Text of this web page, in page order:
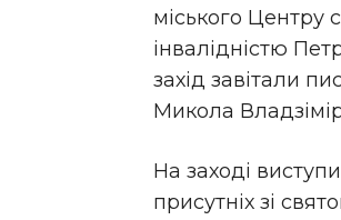
міського Центру
інвалідністю
захід завітали
Микола
На заході
присутніх зі